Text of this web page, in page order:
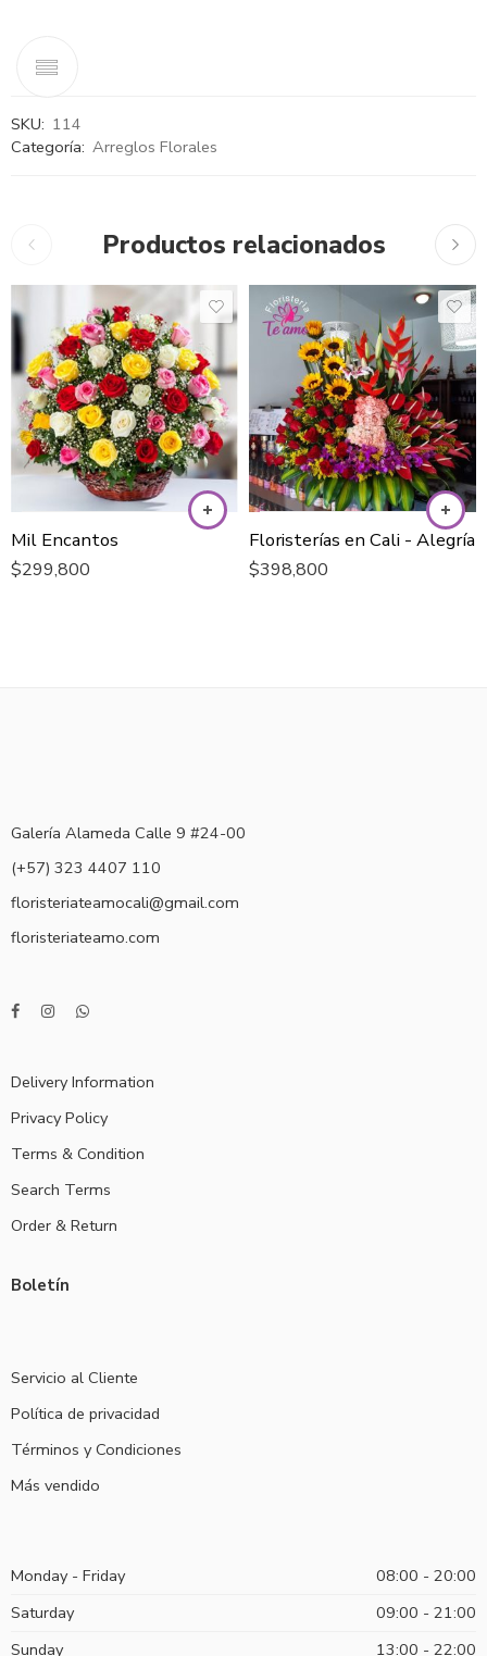
SKU: 114
Categoría: Arreglos Florales
Productos relacionados
Mil Encantos
$299,800
Floristerías en Cali - Alegría
$398,800
Galería Alameda Calle 9 #24-00
(+57) 323 4407 110
floristeriateamocali@gmail.com
floristeriateamo.com
Delivery Information
Privacy Policy
Terms & Condition
Search Terms
Order & Return
Boletín
Servicio al Cliente
Política de privacidad
Términos y Condiciones
Más vendido
Monday - Friday
08:00 - 20:00
Saturday
09:00 - 21:00
Sunday
13:00 - 22:00